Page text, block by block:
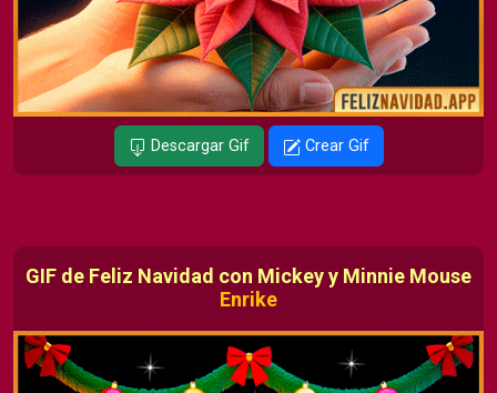
Descargar Gif Crear Gif
GIF de Feliz Navidad con Mickey y Minnie Mouse
Enrike